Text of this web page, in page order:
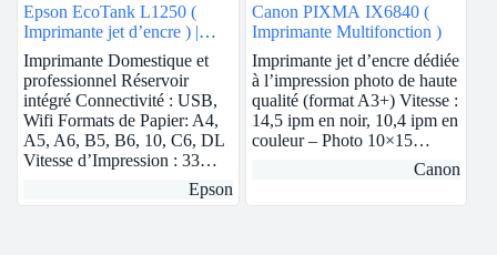
Epson EcoTank L1250 (
Imprimante jet d’encre ) |
Wifi
Imprimante Domestique et
professionnel Réservoir
intégré Connectivité : USB,
Wifi Formats de Papier: A4,
A5, A6, B5, B6, 10, C6, DL
Vitesse d’Impression : 33…
Epson
Canon PIXMA IX6840 (
Imprimante Multifonction )
Imprimante jet d’encre dédiée
à l’impression photo de haute
qualité (format A3+) Vitesse :
14,5 ipm en noir, 10,4 ipm en
couleur – Photo 10×15…
Canon